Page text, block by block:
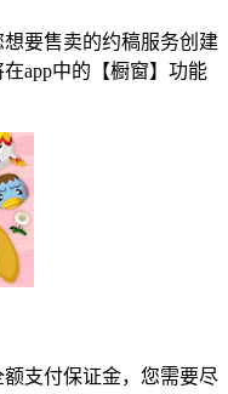
要售卖的约稿服务创建
app中的【橱窗】功能
支付保证金，您需要尽